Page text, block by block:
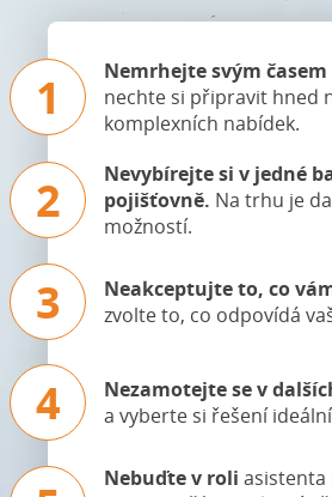
1 Nemrhejte svým časem
nechte si připravit hned
komplexních nabídek.
2
Nevybírejte si v jedné
pojišťovně. Na trhu je
možností.
3 Neakceptujte to, co
zvolte to, co odpovídá
4
Nezamotejte se v
a vyberte si řešení
Nebuďte v roli asistenta